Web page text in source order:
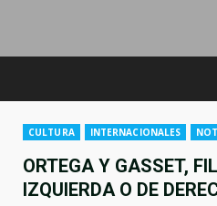
CULTURA INTERNACIONALES
ORTEGA Y GASSET,
IZQUIERDA O DE